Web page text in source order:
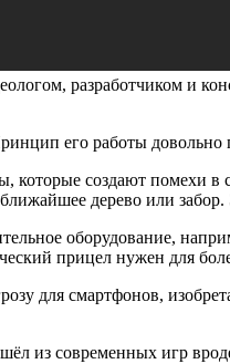
разработчиком и
его работы довольно
которые создают помехи
дерево или
оборудование,
прицел нужен для
для смартфонов,
из современных игр